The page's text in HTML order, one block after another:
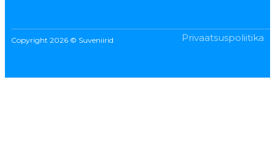
Copyright 2026 © Suveniirid Privaatsuspoliitika